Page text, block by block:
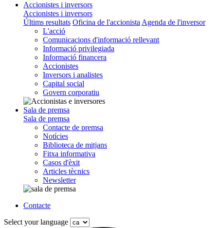
Accionistes i inversors
Accionistes i inversors
Últims resultats Oficina de l'accionista Agenda de l'inversor
L'acció
Comunicacions d'informació rellevant
Informació privilegiada
Informació financera
Accionistes
Inversors i analistes
Capital social
Govern corporatiu
Sala de premsa
Sala de premsa
Contacte de premsa
Notícies
Biblioteca de mitjans
Fitxa informativa
Casos d'èxit
Articles tècnics
Newsletter
Contacte
Select your language